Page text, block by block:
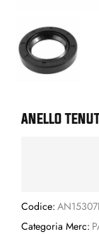
ANELLO
Codice:
Categoria Merc: